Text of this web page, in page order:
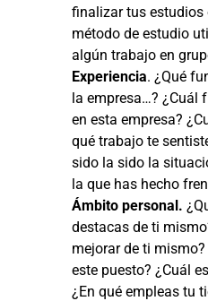
finalizar tus estudios
método de estudio
algún trabajo en
Experiencia. ¿Qué
la empresa…? ¿Cuál
en esta empresa?
qué trabajo te
sido la sido la
la que has hecho
Ámbito personal.
destacas de ti
mejorar de ti
este puesto? ¿Cuál
¿En qué empleas tu